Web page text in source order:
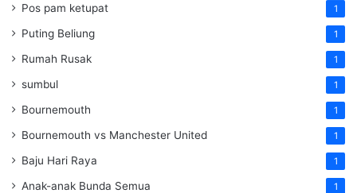
Pos pam ketupat 1
Puting Beliung 1
Rumah Rusak 1
sumbul 1
Bournemouth 1
Bournemouth vs Manchester United 1
Baju Hari Raya 1
Anak-anak Bunda Semua 1